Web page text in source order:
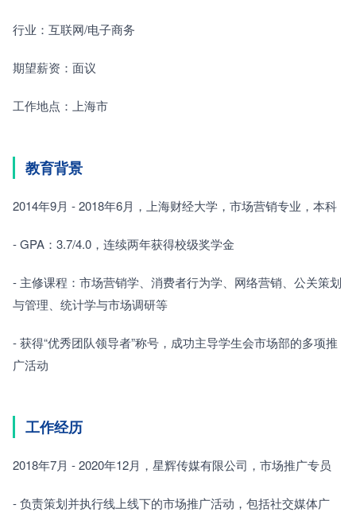
行业：互联网/电子商务
期望薪资：面议
工作地点：上海市
教育背景
2014年9月 - 2018年6月，上海财经大学，市场营销专业，本科
- GPA：3.7/4.0，连续两年获得校级奖学金
- 主修课程：市场营销学、消费者行为学、网络营销、公关策划
与管理、统计学与市场调研等
- 获得“优秀团队领导者”称号，成功主导学生会市场部的多项推
广活动
工作经历
2018年7月 - 2020年12月，星辉传媒有限公司，市场推广专员
- 负责策划并执行线上线下的市场推广活动，包括社交媒体广